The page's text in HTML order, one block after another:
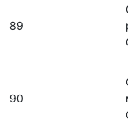
89
90